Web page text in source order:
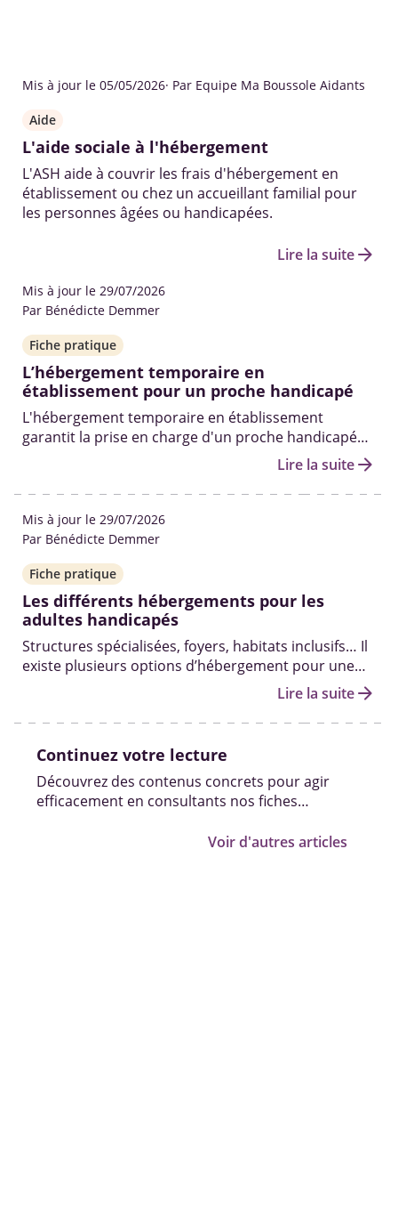
Mis à jour le 05/05/2026· Par Equipe Ma Boussole Aidants
Aide
L'aide sociale à l'hébergement
L'ASH aide à couvrir les frais d'hébergement en
établissement ou chez un accueillant familial pour
les personnes âgées ou handicapées.
Lire la suitearrow_forward
Mis à jour le 29/07/2026
Par Bénédicte Demmer
Fiche pratique
L’hébergement temporaire en
établissement pour un proche handicapé
L'hébergement temporaire en établissement
garantit la prise en charge d'un proche handicapé
par des professionnels formés, dans unLire la suitearrow_forward
Mis à jour le 29/07/2026
Par Bénédicte Demmer
Fiche pratique
Les différents hébergements pour les
adultes handicapés
Structures spécialisées, foyers, habitats inclusifs… Il
existe plusieurs options d’hébergement pour une
personne majeure en situation de handicap en
fonction de son niveau d’autonomie et de sa santé.
Lire la suitearrow_forward
Continuez votre lecture
Découvrez des contenus concrets pour agir
efficacement en consultants nos fiches
Voir d'autres articles